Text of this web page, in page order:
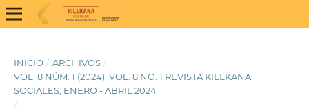
INICIO / ARCHIVOS /
VOL. 8 NÚM. 1 (2024): VOL. 8 NO. 1 REVISTA KILLKANA
SOCIALES, ENERO - ABRIL 2024
/